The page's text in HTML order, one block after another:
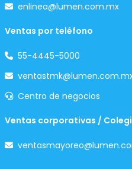
enlinea@lumen.com.mx
Ventas por teléfono
55-4445-5000
Centro de negocios
Ventas corporativas /